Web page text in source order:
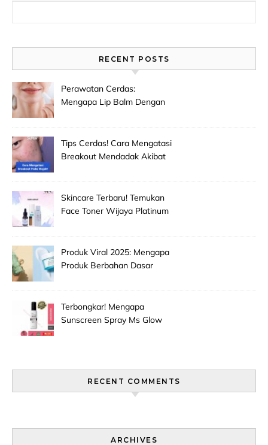
RECENT POSTS
Perawatan Cerdas:
Mengapa Lip Balm Dengan
Kering!
Tips Cerdas! Cara Mengatasi
Breakout Mendadak Akibat
Skincare Terbaru! Temukan
Face Toner Wijaya Platinum
Efektif!
Produk Viral 2025: Mengapa
Produk Berbahan Dasar
Terbongkar! Mengapa
Sunscreen Spray Ms Glow
RECENT COMMENTS
ARCHIVES